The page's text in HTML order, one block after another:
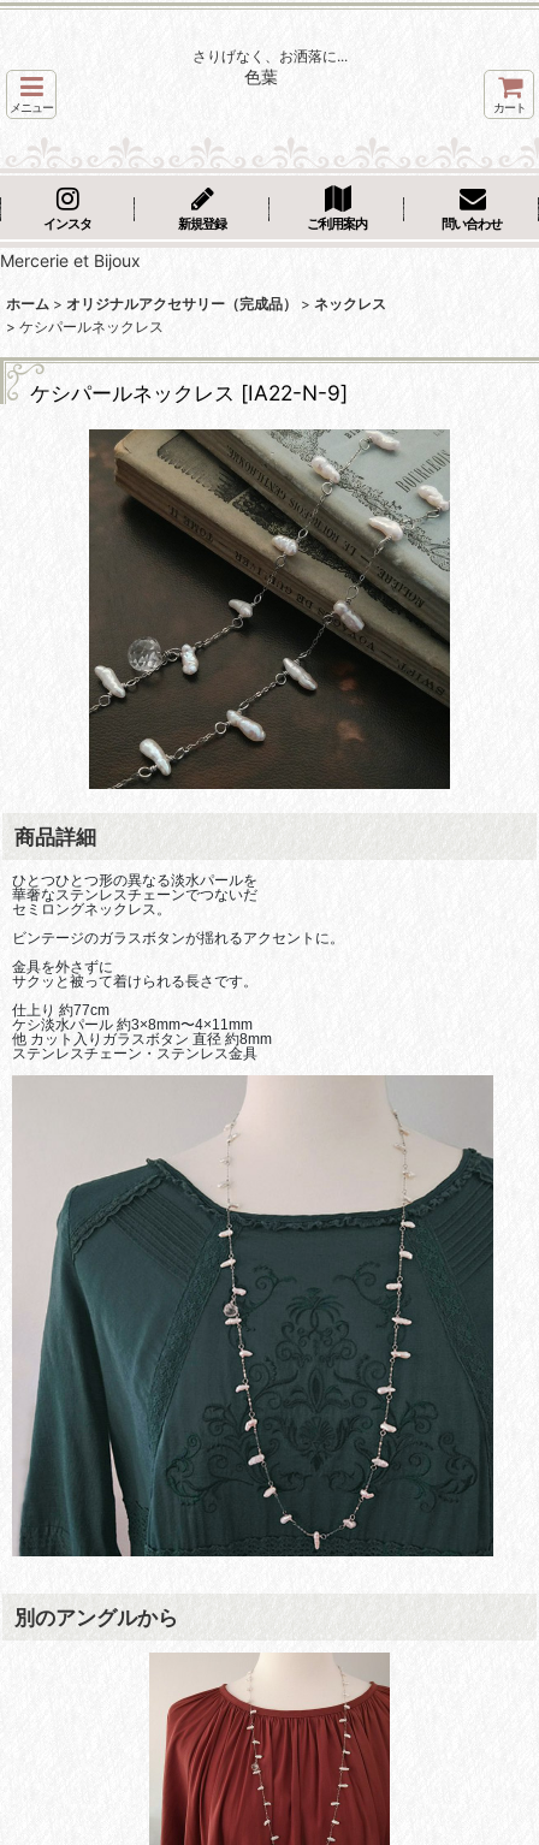
さりげなく、お洒落に...
メニュー
色葉
カート
インスタ 新規登録 ご利用案内 問い合わせ
Mercerie et Bijoux
ホーム > オリジナルアクセサリー（完成品） > ネックレス
> ケシパールネックレス
ケシパールネックレス [IA22-N-9]
商品詳細
ひとつひとつ形の異なる淡水パールを
華奢なステンレスチェーンでつないだ
セミロングネックレス。
ビンテージのガラスボタンが揺れるアクセントに。
金具を外さずに
サクッと被って着けられる長さです。
仕上り 約77cm
ケシ淡水パール 約3×8mm〜4×11mm
他 カット入りガラスボタン 直径 約8mm
ステンレスチェーン・ステンレス金具
別のアングルから